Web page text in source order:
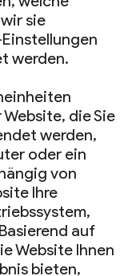
sie
werden.
die Sie
werden,
oder ein
von
Ihre
auf
Website Ihnen
bieten,